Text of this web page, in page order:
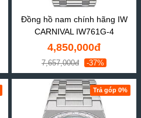
Đồng hồ nam chính hãng IW
CARNIVAL IW761G-4
4,850,000đ
7,657,000đ -37%
Trả góp 0%